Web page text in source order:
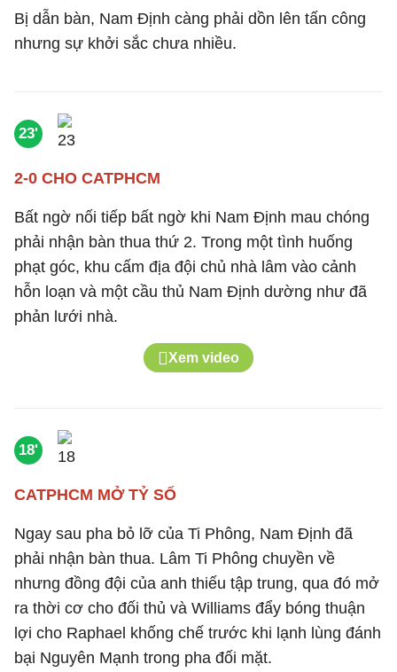
Bị dẫn bàn, Nam Định càng phải dồn lên tấn công
nhưng sự khởi sắc chưa nhiều.
23'
2-0 CHO CATPHCM
Bất ngờ nối tiếp bất ngờ khi Nam Định mau chóng
phải nhận bàn thua thứ 2. Trong một tình huống
phạt góc, khu cấm địa đội chủ nhà lâm vào cảnh
hỗn loạn và một cầu thủ Nam Định dường như đã
phản lưới nhà.
Xem video
18'
CATPHCM MỞ TỶ SỐ
Ngay sau pha bỏ lỡ của Ti Phông, Nam Định đã
phải nhận bàn thua. Lâm Ti Phông chuyền về
nhưng đồng đội của anh thiếu tập trung, qua đó mở
ra thời cơ cho đối thủ và Williams đẩy bóng thuận
lợi cho Raphael khống chế trước khi lạnh lùng đánh
bại Nguyên Mạnh trong pha đối mặt.